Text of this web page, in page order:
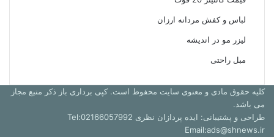
لباس و کفش مردانه ارزان
لیزر مو در اندیشه
مبل راحتی
کلیه حقوق مادی و معنوی سایت محفوظ است. کپی برداری باز ذکر منبع مجاز
می باشد.
طراحی و پشتیبانی: ایده پردازان نظری Tel:02166057992
Email:ads@shnews.ir